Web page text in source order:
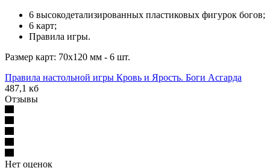
6 высокодетализированных пластиковых фигурок богов;
6 карт;
Правила игры.
Размер карт: 70x120 мм - 6 шт.
Правила настольной игры Кровь и Ярость. Боги Асгарда
487,1 кб
Отзывы
Нет оценок